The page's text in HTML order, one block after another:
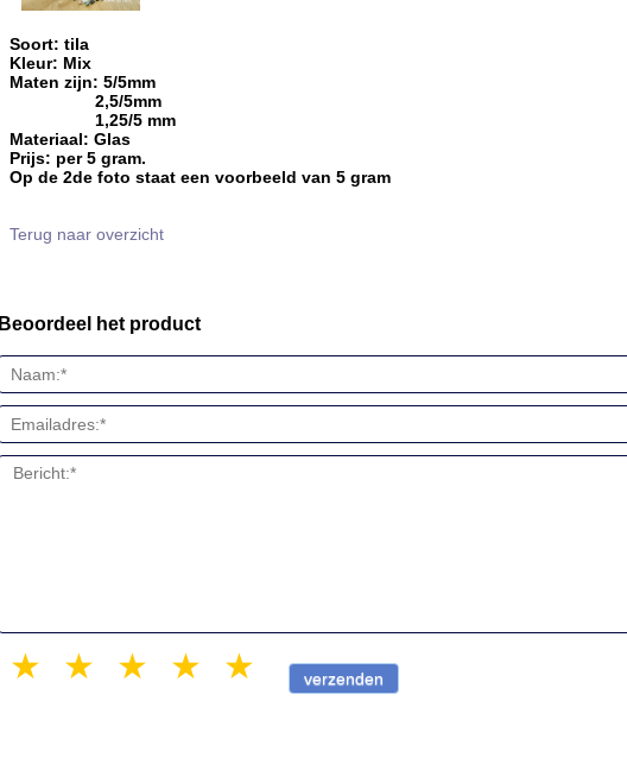
Soort: tila
Kleur: Mix
Maten zijn: 5/5mm
2,5/5mm
1,25/5 mm
Materiaal: Glas
Prijs: per 5 gram.
Op de 2de foto staat een voorbeeld van 5 gram
Terug naar overzicht
Beoordeel het product
5 stars
4 stars
3 stars
2 stars
1 star